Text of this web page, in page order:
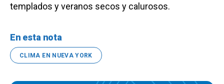
templados y veranos secos y calurosos.
En esta nota
CLIMA EN NUEVA YORK